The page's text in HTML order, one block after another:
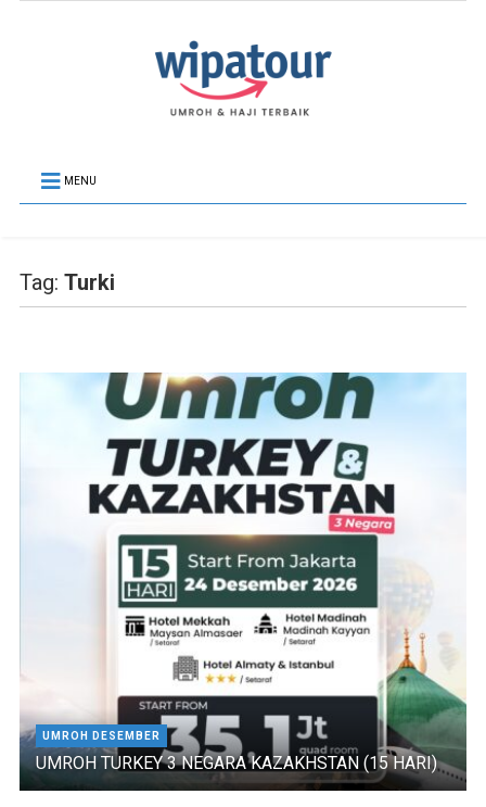
MENU
Tag: Turki
UMROH DESEMBER
UMROH TURKEY 3 NEGARA KAZAKHSTAN (15 HARI)